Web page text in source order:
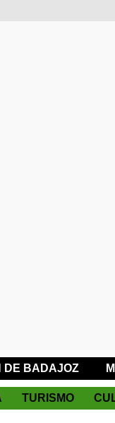
DE BADAJOZ
TURISMO